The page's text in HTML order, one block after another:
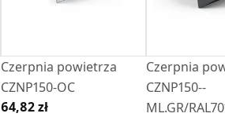
Czerpnia powietrza
CZNP150-OC
64,82 zł
Czerpnia
CZNP150--
ML.GR/